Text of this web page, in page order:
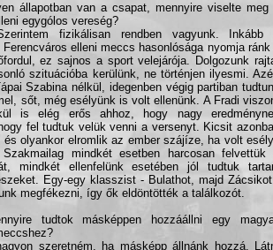
állapotban van a csapat, mennyire viselte meg
egygólos vereség?
fizikálisan rendben vagyunk. Inkább
elleni meccs hasonlósága nyomja ránk
ez sajnos a sport velejárója. Dolgozunk
szituációba kerülünk, ne történjen ilyesmi.
Szabina nélkül, idegenben végig partiban
sőt, még esélyünk is volt ellenünk. A Fradi
is elég erős ahhoz, hogy nagy
fel tudtuk velük venni a versenyt. Kicsit
olyankor elromlik az ember szájíze, ha volt
mindkét esetben harcosan felvettük
mindkét ellenfelünk esetében jól tudtuk
Egy-egy klasszist - Bulathot, majd
megfékezni, így ők eldöntötték a találkozót.
tudtok másképpen hozzáállni egy
szeretném, ha másképp állnánk hozzá.